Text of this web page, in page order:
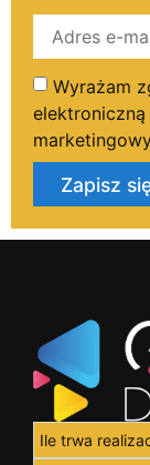
Wyrażam
Zapisz
Ile trwa